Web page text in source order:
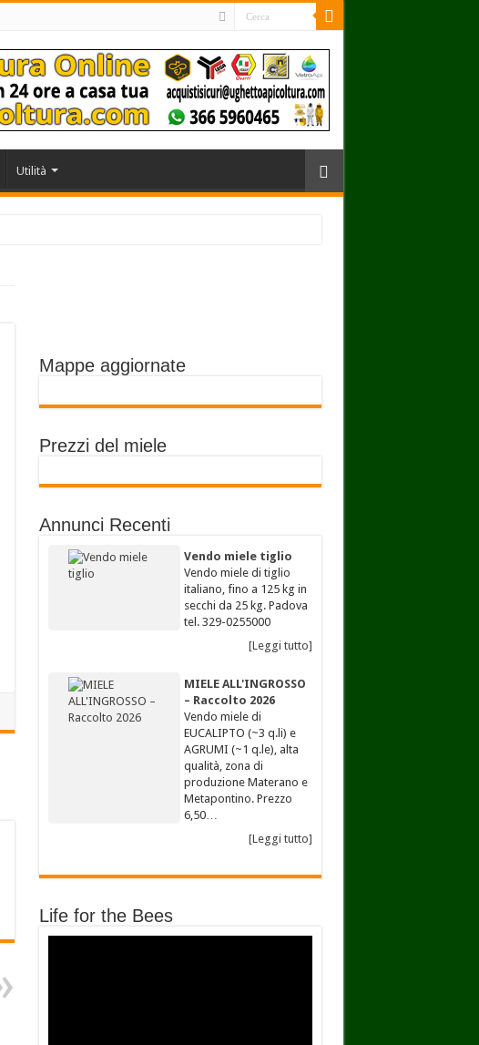
Utilità
Mappe aggiornate
Prezzi del miele
Annunci Recenti
Vendo miele tiglio
Vendo miele di tiglio
italiano, fino a 125 kg in
secchi da 25 kg. Padova
tel. 329-0255000
[Leggi tutto]
MIELE ALL'INGROSSO
– Raccolto 2026
Vendo miele di
EUCALIPTO (~3 q.li) e
AGRUMI (~1 q.le), alta
qualità, zona di
produzione Materano e
Metapontino. Prezzo
6,50…
[Leggi tutto]
Life for the Bees